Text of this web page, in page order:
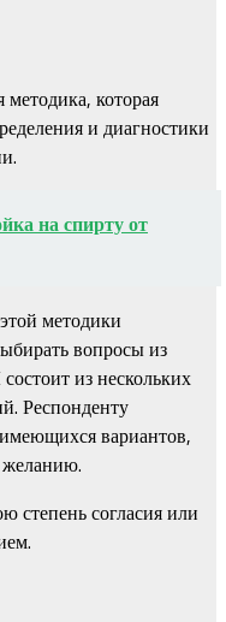
которая
и диагностики
на спирту от
методики
вопросы из
из нескольких
Респонденту
вариантов,
желанию.
степень согласия или